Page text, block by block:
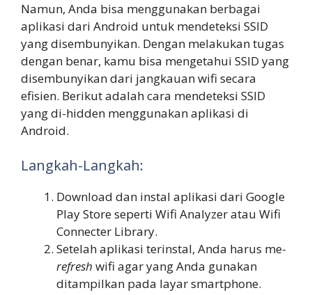
Namun, Anda bisa menggunakan berbagai
aplikasi dari Android untuk mendeteksi SSID
yang disembunyikan. Dengan melakukan tugas
dengan benar, kamu bisa mengetahui SSID yang
disembunyikan dari jangkauan wifi secara
efisien. Berikut adalah cara mendeteksi SSID
yang di-hidden menggunakan aplikasi di
Android.
Langkah-Langkah:
Download dan instal aplikasi dari Google
Play Store seperti Wifi Analyzer atau Wifi
Connecter Library.
Setelah aplikasi terinstal, Anda harus me-
refresh wifi agar yang Anda gunakan
ditampilkan pada layar smartphone.